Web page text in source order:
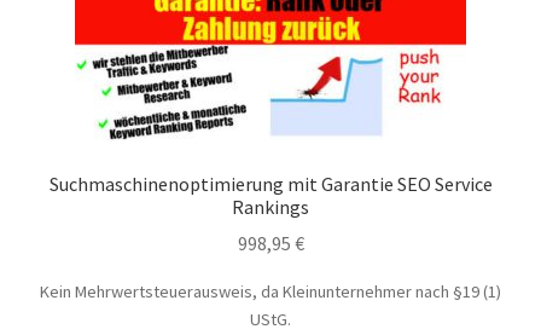
Widerrufsbelehrung
Zahlungsarten
Suchmaschinenoptimierung mit Garantie SEO Service
Rankings
998,95 €
Kein Mehrwertsteuerausweis, da Kleinunternehmer nach §19 (1)
UStG.